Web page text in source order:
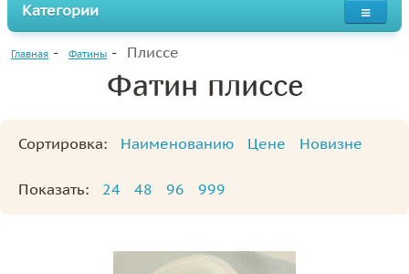
Категории
Главная Фатины Плиссе
Фатин плиссе
Сортировка: Наименованию Цене Новизне
Показать: 24 48 96 999